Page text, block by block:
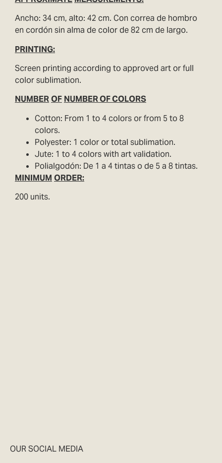
Ancho: 34 cm, alto: 42 cm. Con correa de hombro
en cordón sin alma de color de 82 cm de largo.
PRINTING:
Screen printing according to approved art or full
color sublimation.
NUMBEROF NUMBER OF COLORS
Cotton: From 1 to 4 colors or from 5 to 8
colors.
Polyester: 1 color or total sublimation.
Jute: 1 to 4 colors with art validation.
Polialgodón: De 1 a 4 tintas o de 5 a 8 tintas.
MINIMUM ORDER:
200 units.
OUR SOCIAL MEDIA